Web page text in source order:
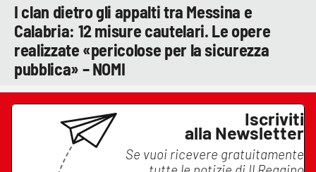
I clan dietro gli appalti tra Messina e
Calabria: 12 misure cautelari. Le opere
realizzate «pericolose per la sicurezza
pubblica» – NOMI
Iscriviti
alla Newsletter
Se vuoi ricevere gratuitamente